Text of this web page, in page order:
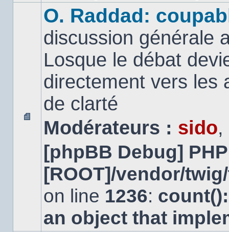
Aucun
message
non
O. Raddad:
discussion générale
Losque le débat
directement vers les
de clarté
Modérateurs : sido,
[phpBB Debug]
[ROOT]/vendor/
on line 1236:
an object that